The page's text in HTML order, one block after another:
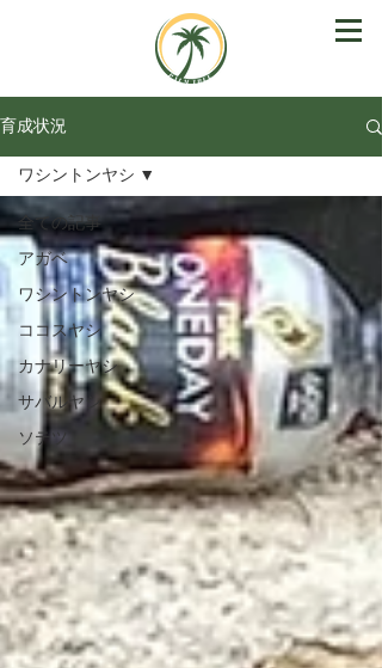
育成状況
全ての記事
アガベ
ワシントンヤシ
ココスヤシ
カナリーヤシ
サバルヤシ
ソテツ
ワシントンヤシ